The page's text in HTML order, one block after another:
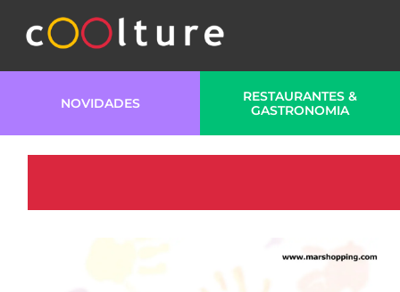
NOVIDADES
RESTAURANTES &
GASTRONOMIA